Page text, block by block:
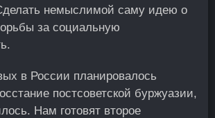
немыслимой саму идею о
за социальную
в России планировалось
постсоветской буржуазии,
Нам готовят второе